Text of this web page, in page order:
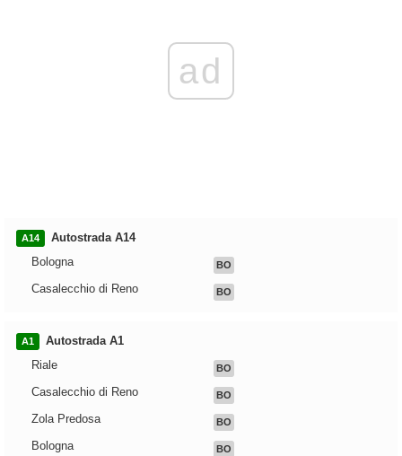
ad
A14
Autostrada A14
Bologna
BO
Casalecchio di Reno BO
A1
Autostrada A1
Riale
BO
Casalecchio di Reno BO
Zola Predosa BO
Bologna BO